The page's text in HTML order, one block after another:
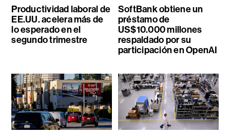
Productividad laboral de
EE.UU. acelera más de
lo esperado en el
segundo trimestre
SoftBank obtiene un
préstamo de
US$10.000 millones
respaldado por su
participación en OpenAI